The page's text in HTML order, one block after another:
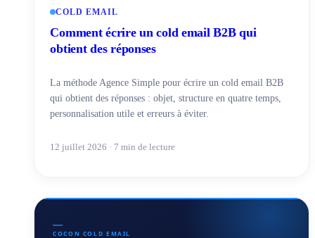
COLD EMAIL
Comment écrire un cold email B2B qui
obtient des réponses
La méthode Agence Simple pour écrire un cold email B2B
qui obtient des réponses : objet, structure en quatre temps,
personnalisation utile et erreurs à éviter.
12 juillet 2026 · 7 min de lecture